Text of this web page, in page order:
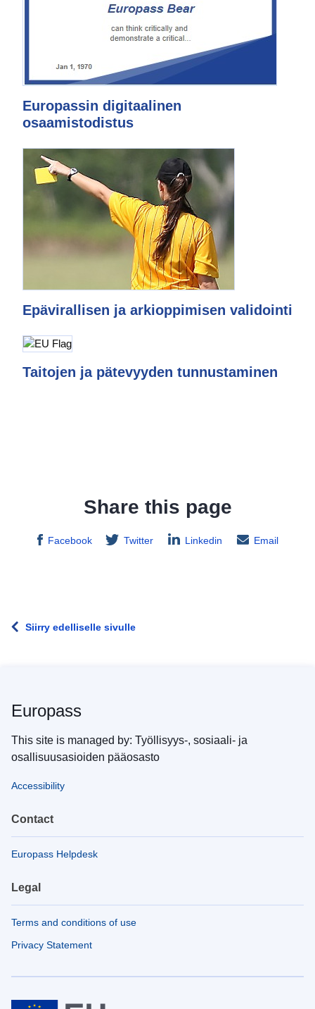
Europassin digitaalinen
osaamistodistus
Epävirallisen ja arkioppimisen validointi
Taitojen ja pätevyyden tunnustaminen
Share this page
Facebook Twitter Linkedin Email
Siirry edelliselle sivulle
Europass
This site is managed by: Työllisyys-, sosiaali- ja
osallisuusasioiden pääosasto
Accessibility
Contact
Europass Helpdesk
Legal
Terms and conditions of use
Privacy Statement